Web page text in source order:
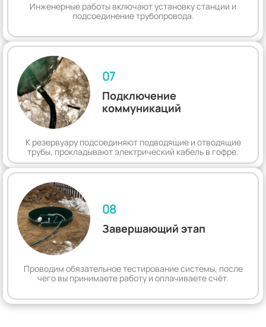
Инженерные работы включают установку станции и
подсоединение трубопровода.
07
Подключение
коммуникаций
К резервуару подсоединяют подводящие и отводящие
трубы, прокладывают электрический кабель в гофре.
08
Завершающий этап
Проводим обязательное тестирование системы, после
чего вы принимаете работу и оплачиваете счёт.